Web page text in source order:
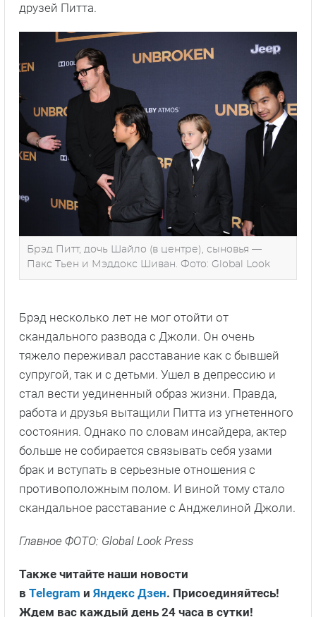
друзей Питта.
Брэд Питт, дочь Шайло (в центре), сыновья —
Пакс Тьен и Мэддокс Шиван. Фото: Global Look
Брэд несколько лет не мог отойти от
скандального развода с Джоли. Он очень
тяжело переживал расставание как с бывшей
супругой, так и с детьми. Ушел в депрессию и
стал вести уединенный образ жизни. Правда,
работа и друзья вытащили Питта из угнетенного
состояния. Однако по словам инсайдера, актер
больше не собирается связывать себя узами
брак и вступать в серьезные отношения с
противоположным полом. И виной тому стало
скандальное расставание с Анджелиной Джоли.
Главное ФОТО: Global Look Press
Также читайте наши новости
в Telegram и Яндекс Дзен. Присоединяйтесь!
Ждем вас каждый день 24 часа в сутки!